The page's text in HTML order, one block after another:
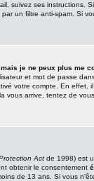
suivez ses instructions.
un filtre anti-spam. Si
je ne peux plus me
et mot de passe
votre compte. En
vous arrive, tentez de
Act de 1998) est
obtenir le consentement
de 13 ans. Si vous